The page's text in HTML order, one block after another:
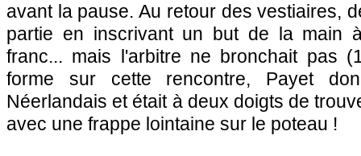
avant la pause. Au retour des vestiaires,
partie en inscrivant un but de la main
franc... mais l'arbitre ne bronchait pas
forme sur cette rencontre, Payet
Néerlandais et était à deux doigts de
avec une frappe lointaine sur le poteau !